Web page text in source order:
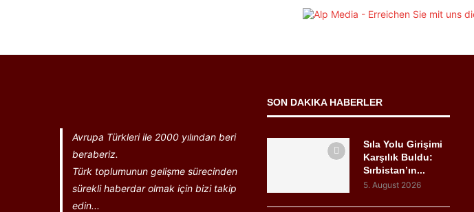
Avrupa Türkleri ile 2000 yılından beri
beraberiz.
Türk toplumunun gelişme sürecinden
sürekli haberdar olmak için bizi takip
edin...
SON DAKIKA HABERLER
Sıla Yolu Girişimi
Karşılık Buldu:
Sırbistan’ın...
5. August 2026